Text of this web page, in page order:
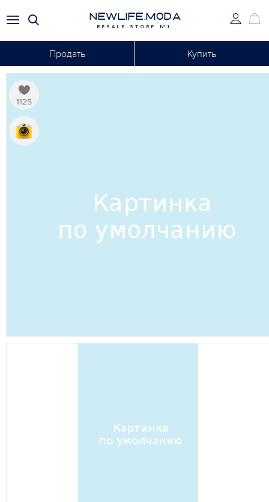
NEWLIFE.MODA
RESALE STORE №1
Продать Купить
1125